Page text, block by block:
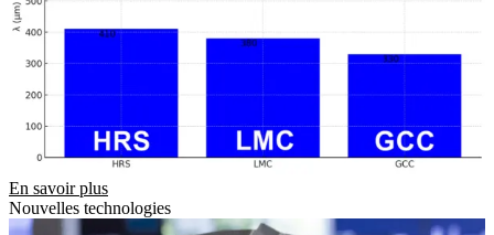
En savoir plus
Nouvelles technologies